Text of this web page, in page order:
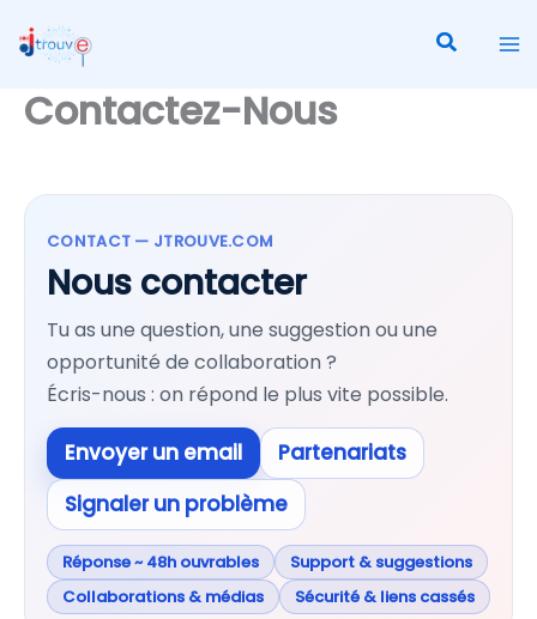
au
Contactez-Nous
CONTACT — JTROUVE.COM
Nous contacter
Tu as une question, une suggestion ou une
opportunité de collaboration ?
Écris-nous : on répond le plus vite possible.
Envoyer un email
Partenariats
Signaler un problème
Réponse ~ 48h ouvrables
Support & suggestions
Collaborations & médias
Sécurité & liens cassés